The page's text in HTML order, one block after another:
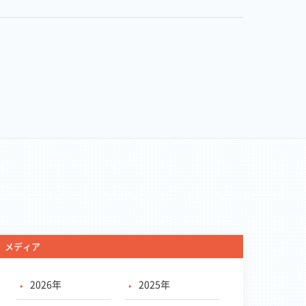
メディア
2026年 2025年